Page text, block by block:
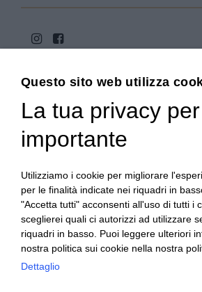
Copyright 2020© Regali Digusto è
10022 Carmagnola (TO) - PIVA
Questo sito web utilizza
La tua privacy
importante
Utilizziamo i cookie per migliorare
per le finalità indicate nei riquadri in
"Accetta tutti" acconsenti all'uso di tutti i
sceglierei quali ci autorizzi ad utilizzare
riquadri in basso. Puoi leggere ulteriori
nostra politica sui cookie nella nostra
Dettaglio